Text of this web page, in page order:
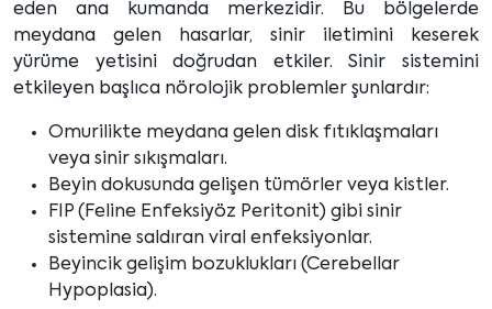
eden ana kumanda merkezidir. Bu bölgelerde
meydana gelen hasarlar, sinir iletimini keserek
yürüme yetisini doğrudan etkiler. Sinir sistemini
etkileyen başlıca nörolojik problemler şunlardır:
Omurilikte meydana gelen disk fıtıklaşmaları
veya sinir sıkışmaları.
Beyin dokusunda gelişen tümörler veya kistler.
FIP (Feline Enfeksiyöz Peritonit) gibi sinir
sistemine saldıran viral enfeksiyonlar.
Beyincik gelişim bozuklukları (Cerebellar
Hypoplasia).